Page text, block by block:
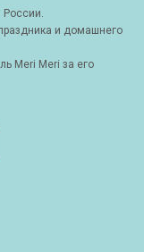
и домашнего
Meri Meri за его